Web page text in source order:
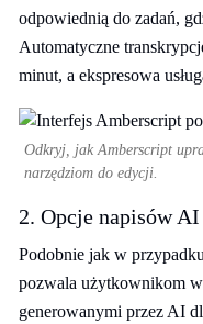
odpowiednią do zadań,
Automatyczne
minut, a ekspresowa
Odkryj, jak Amberscript
narzędziom do edycji.
2. Opcje napisów
Podobnie jak w
pozwala użytkownikom
generowanymi przez AI